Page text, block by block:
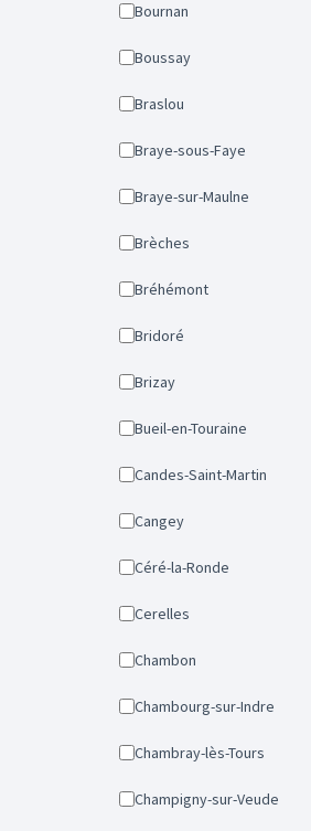
Bournan
Boussay
Braslou
Braye-sous-Faye
Braye-sur-Maulne
Brèches
Bréhémont
Bridoré
Brizay
Bueil-en-Touraine
Candes-Saint-Martin
Cangey
Céré-la-Ronde
Cerelles
Chambon
Chambourg-sur-Indre
Chambray-lès-Tours
Champigny-sur-Veude